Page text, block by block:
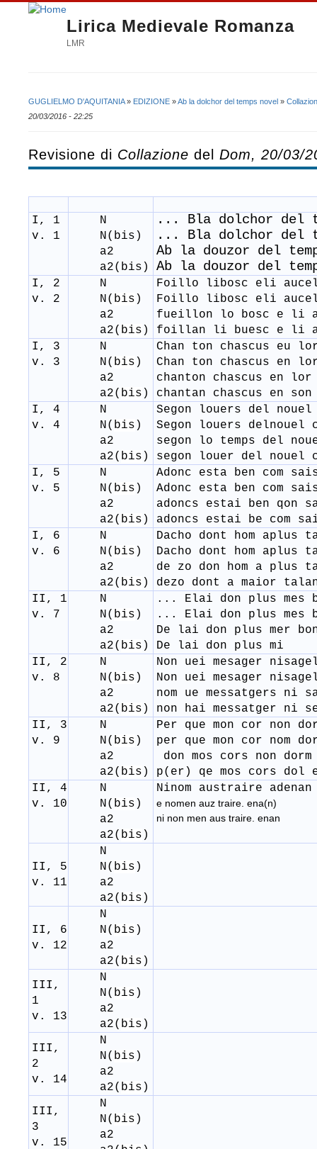
Lirica Medievale Romanza
LMR
Tu sei qui
GUGLIELMO D'AQUITANIA» EDIZIONE »Ab la dolchor del temps novel »
20/03/2016 - 22:25
Revisione di Collazione del Dom, 20/03/
I, 1
v. 1
N
N(bis)
a2
a2(bis)
... Bla dolchor del
... Bla dolchor del
Ab la douzor del
Ab la douzor del
I, 2
v. 2
N
N( bis )
a2
a2( bis )
Foillo libosc eli
Foillo libosc eli
​fueillon lo bosc e li
foillan li buesc e li
I, 3
v. 3
N
N( bis )
a2
a2( bis )
Chan ton chascus eu
​Chan ton chascus en
​chanton chascus en
chantan chascus en
I, 4
v. 4
N
N( bis )
a2
a2( bis )
Segon louers del nouel
Segon louers delnouel
segon lo temps del
segon louer del nouel
I, 5
v. 5
N
N( bis )
a2
a2( bis )
Adonc esta ben com
​Adonc esta ben com
adoncs estai ben qon
adoncs estai be com
I, 6
v. 6
N
N( bis )
a2
a2( bis )
Dacho dont hom aplus
Dacho dont hom aplus
de zo don hom a plus
dezo dont a maior
II, 1
v. 7
N
N( bis )
a2
a2( bis )
... Elai don plus mes
... Elai don plus mes
De lai don plus mer
De lai don plus mi
II, 2
v. 8
N
N( bis )
a2
a2( bis )
Non uei mesager
Non uei mesager
​nom ue messatgers ni
non hai messatger ni
II, 3
v. 9
N
N( bis )
a2
a2( bis )
Per que mon cor non
per que mon cor nom
don mos cors non
p(er) qe mos cors dol
II, 4
v. 10
N
N( bis )
a2
a2( bis )
Ninom austraire adenan
e nomen auz traire. ena(n)
ni non men aus traire. enan
II, 5
v. 11
N
N( bis )
a2
a2( bis )
II, 6
v. 12
N
N( bis )
a2
a2( bis )
III,
1
v. 13
N
N( bis )
a2
a2( bis )
III,
2
v. 14
N
N( bis )
a2
a2( bis )
III,
3
v. 15
N
N( bis )
a2